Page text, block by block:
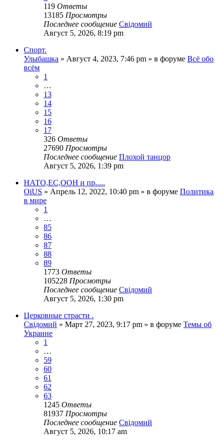
119 Ответы
13185 Просмотры
Последнее сообщение Свідомий
Август 5, 2026, 8:19 pm
Спорт.
Улыбашка » Август 4, 2023, 7:46 pm » в форуме Всё обо
всём
1
…
13
14
15
16
17
326 Ответы
27690 Просмотры
Последнее сообщение Плохой танцор
Август 5, 2026, 1:39 pm
НАТО,ЕС,ООН и пр.....
OiUS » Апрель 12, 2022, 10:40 pm » в форуме Политика
в мире
1
…
85
86
87
88
89
1773 Ответы
105228 Просмотры
Последнее сообщение Свідомий
Август 5, 2026, 1:30 pm
Церковные страсти .
Свідомий » Март 27, 2023, 9:17 pm » в форуме Темы об
Украине
1
…
59
60
61
62
63
1245 Ответы
81937 Просмотры
Последнее сообщение Свідомий
Август 5, 2026, 10:17 am